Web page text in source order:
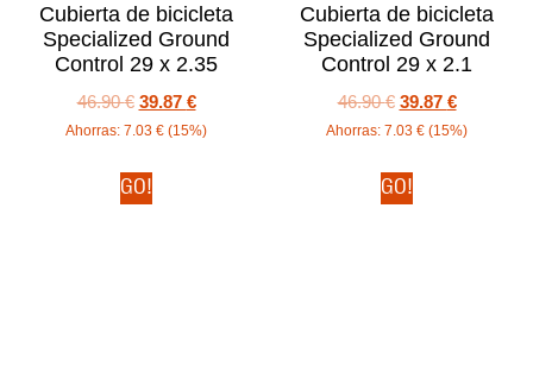
Cubierta de bicicleta
Specialized Ground
Control 29 x 2.35
46.90€ 39.87 €
Ahorras: 7.03 € (15%)
GO!
Cubierta de bicicleta
Specialized Ground
Control 29 x 2.1
46.90€ 39.87 €
Ahorras: 7.03 € (15%)
GO!